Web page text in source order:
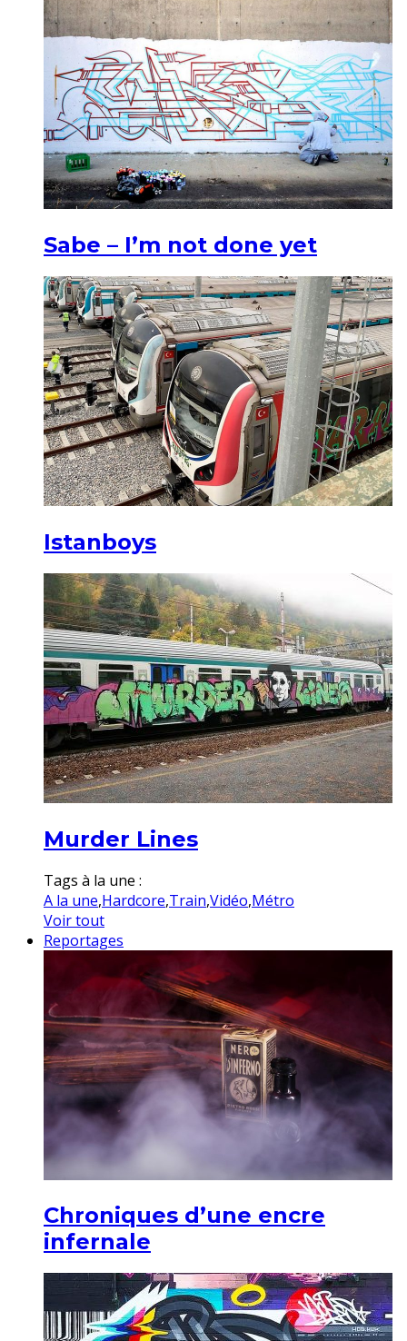
Sabe – I’m not done yet
Istanboys
Murder Lines
Tags à la une :
A la une,Hardcore,Train,Vidéo,Métro
Voir tout
Reportages
Chroniques d’une encre
infernale